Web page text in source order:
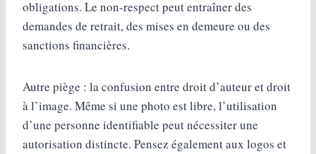
obligations. Le non-respect peut entraîner des
demandes de retrait, des mises en demeure ou des
sanctions financières.
Autre piège : la confusion entre droit d’auteur et droit
à l’image. Même si une photo est libre, l’utilisation
d’une personne identifiable peut nécessiter une
autorisation distincte. Pensez également aux logos et